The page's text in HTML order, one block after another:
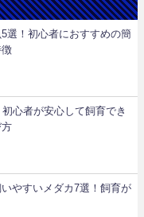
5選！初心者におすすめの簡
徴
心者が安心して飼育でき
方
いやすいメダカ7選！飼育が